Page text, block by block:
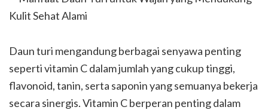
Daun turi mengandung berbagai senyawa penting
seperti vitamin C dalam jumlah yang cukup tinggi,
flavonoid, tanin, serta saponin yang semuanya bekerja
secara sinergis. Vitamin C berperan penting dalam